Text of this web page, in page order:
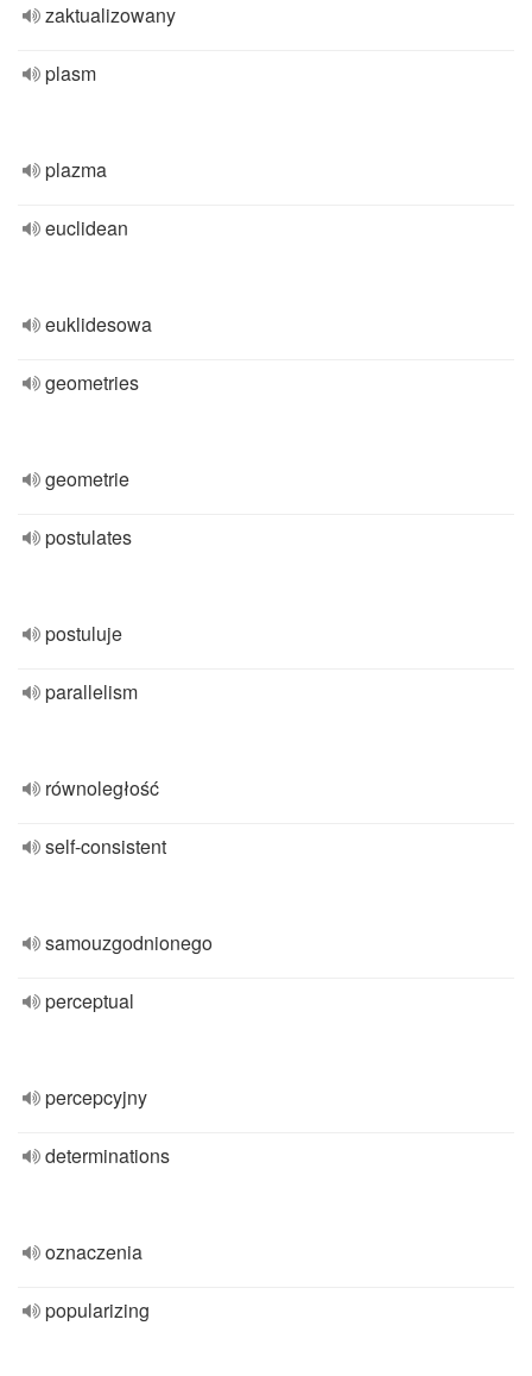
zaktualizowany
plasm
plazma
euclidean
euklidesowa
geometries
geometrie
postulates
postuluje
parallelism
równoległość
self-consistent
samouzgodnionego
perceptual
percepcyjny
determinations
oznaczenia
popularizing